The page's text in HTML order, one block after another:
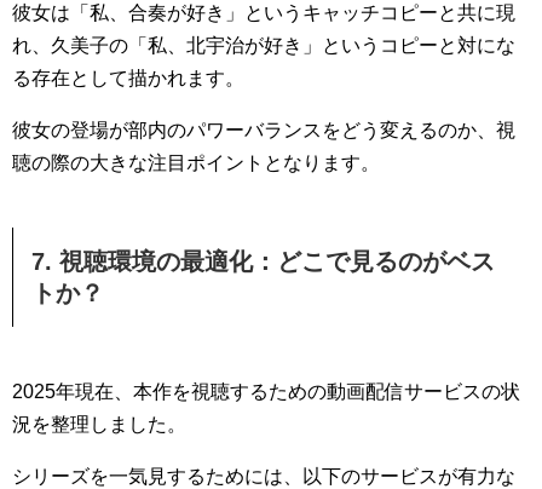
彼女は「私、合奏が好き」というキャッチコピーと共に現
れ、久美子の「私、北宇治が好き」というコピーと対にな
る存在として描かれます。
彼女の登場が部内のパワーバランスをどう変えるのか、視
聴の際の大きな注目ポイントとなります。
7. 視聴環境の最適化：どこで見るのがベス
トか？
2025年現在、本作を視聴するための動画配信サービスの状
況を整理しました。
シリーズを一気見するためには、以下のサービスが有力な